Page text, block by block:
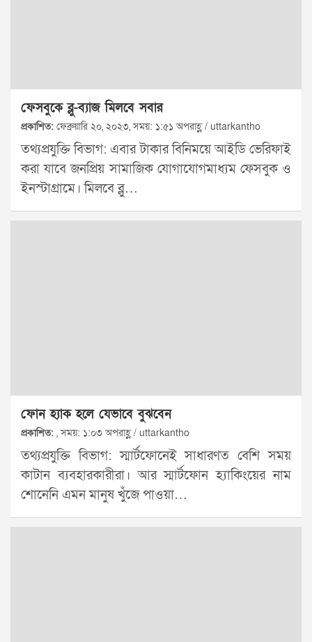
ফেসবুকে ব্লু-ব্যাজ মিলবে সবার
প্রকাশিত: ফেব্রুয়ারি ২০, ২০২৩, সময়: ১:৫১ অপরাহ্ণ / uttarkantho
তথ্যপ্রযুক্তি বিভাগ: এবার টাকার বিনিময়ে আইডি ভেরিফাই
করা যাবে জনপ্রিয় সামাজিক যোগাযোগমাধ্যম ফেসবুক ও
ইনস্টাগ্রামে। মিলবে ব্লু…
ফোন হ্যাক হলে যেভাবে বুঝবেন
প্রকাশিত: , সময়: ১:০৩ অপরাহ্ণ / uttarkantho
তথ্যপ্রযুক্তি বিভাগ: স্মার্টফোনেই সাধারণত বেশি সময়
কাটান ব্যবহারকারীরা। আর স্মার্টফোন হ্যাকিংয়ের নাম
শোনেনি এমন মানুষ খুঁজে পাওয়া…